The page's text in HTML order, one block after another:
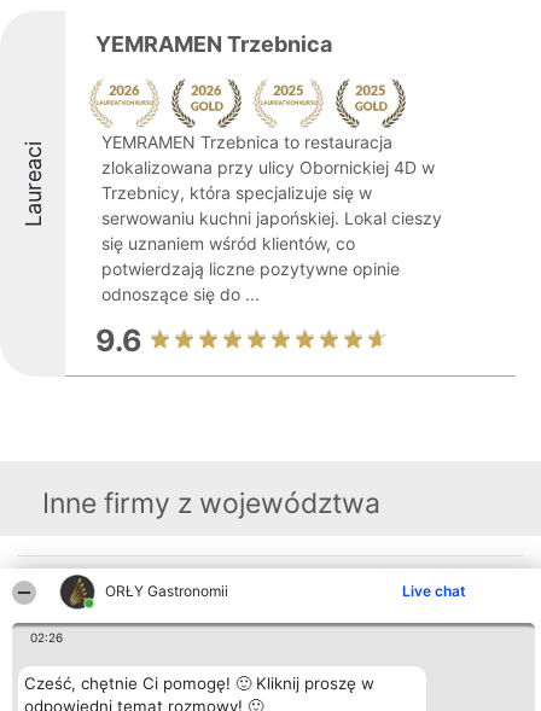
ORŁY Gastronomii Live chat
02:26
Cześć, chętnie Ci pomogę! 🙂 Kliknij proszę w
odpowiedni temat rozmowy! 🙂
Laureaci
YEMRAMEN Trzebnica
YEMRAMEN Trzebnica to restauracja
zlokalizowana przy ulicy Obornickiej 4D w
Trzebnicy, która specjalizuje się w
serwowaniu kuchni japońskiej. Lokal cieszy
się uznaniem wśród klientów, co
potwierdzają liczne pozytywne opinie
odnoszące się do ...
9.6
Inne firmy z województwa
Organizator plebiscytu
Bright Side Solutions sp. z o.
ul. Ruska 22
KRS 0000749100 | Regon
381313360 | NIP 8943132676
Zasady
Regulamin
Kontakt